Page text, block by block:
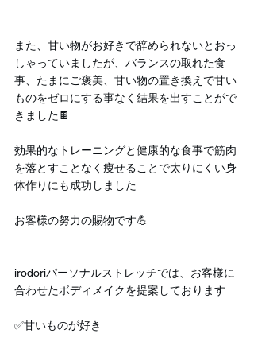
また、甘い物がお好きで辞められないとおっ
しゃっていましたが、バランスの取れた食
事、たまにご褒美、甘い物の置き換えで甘い
ものをゼロにする事なく結果を出すことがで
きました🍫
効果的なトレーニングと健康的な食事で筋肉
を落とすことなく痩せることで太りにくい身
体作りにも成功しました
お客様の努力の賜物です💪
irodoriパーソナルストレッチでは、お客様に
合わせたボディメイクを提案しております
✅甘いものが好き